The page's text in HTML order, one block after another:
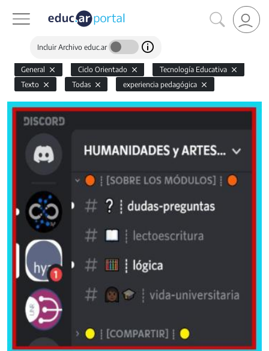
Incluir Archivo educ.ar
General Ciclo Orientado
Tecnología Educativa
Texto
Todas experiencia pedagógica